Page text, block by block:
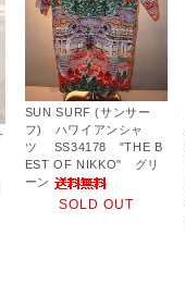
SUN SURF (サンサー
フ) ハワイアンシャ
ツ SS34178 "THE B
EST OF NIKKO" グリ
ーン
SOLD OUT